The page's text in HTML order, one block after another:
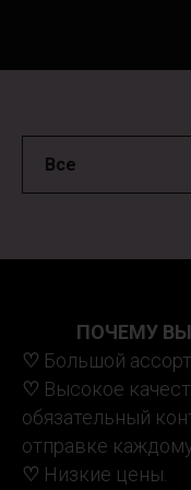
ПОЧЕМУ
♡ Большой
♡ Высокое
обязательный
отправке
♡ Низкие цены.